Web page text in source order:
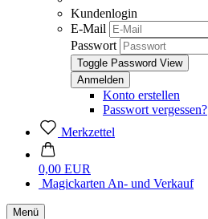
Kundenlogin
E-Mail
Passwort
Toggle Password View
Konto erstellen
Passwort vergessen?
Merkzettel
0,00 EUR
Magickarten An- und Verkauf
Menü